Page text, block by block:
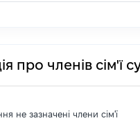
про членів сім'ї
не зазначені члени сім'ї